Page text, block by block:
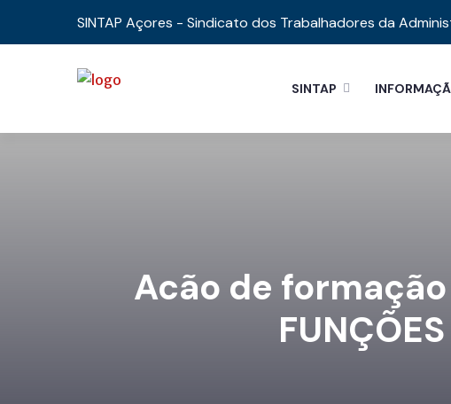
SINTAP Açores - Sindicato dos Trabalhadores da
SINTAP
Acão de formação